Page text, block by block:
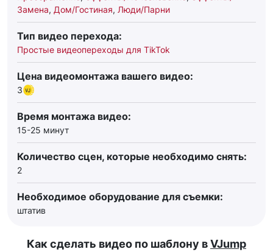
Замена, Дом/Гостиная, Люди/Парни
Тип видео перехода:
Простые видеопереходы для TikTok
Цена видеомонтажа вашего видео:
3
Время монтажа видео:
15-25 минут
Количество сцен, которые необходимо снять:
2
Необходимое оборудование для съемки:
штатив
Как сделать видео по шаблону вVJump